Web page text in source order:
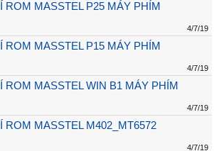
ROM MASSTEL P25 MÁY PHÍM
4/7/19
ROM MASSTEL P15 MÁY PHÍM
4/7/19
ROM MASSTEL WIN B1 MÁY PHÍM
4/7/19
ROM MASSTEL M402_MT6572
4/7/19